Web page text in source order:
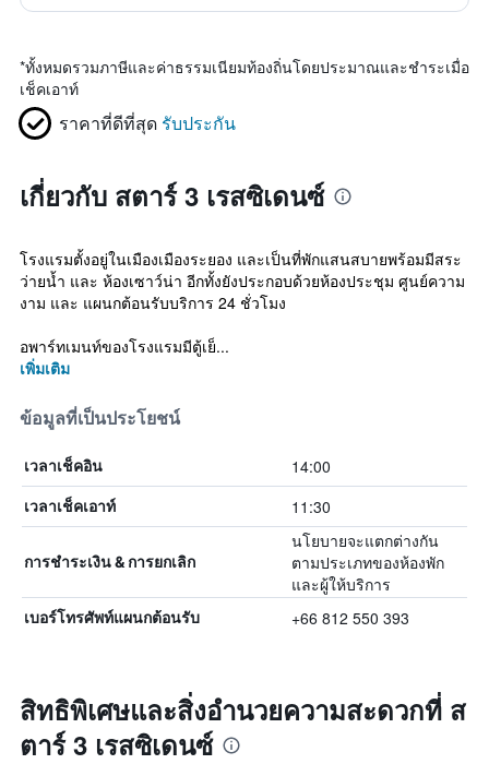
*ทั้งหมดรวมภาษีและค่าธรรมเนียมท้องถิ่นโดยประมาณและชำระเมื่อ
เช็คเอาท์
ราคาที่ดีที่สุด รับประกัน
เกี่ยวกับ สตาร์ 3 เรสซิเดนซ์
โรงแรมตั้งอยู่ในเมืองเมืองระยอง และเป็นที่พักแสนสบายพร้อมมีสระ
ว่ายน้ำ และ ห้องเซาว์น่า อีกทั้งยังประกอบด้วยห้องประชุม ศูนย์ความ
งาม และ แผนกต้อนรับบริการ 24 ชั่วโมง
อพาร์ทเมนท์ของโรงแรมมีตู้เย็...
เพิ่มเติม
ข้อมูลที่เป็นประโยชน์
เวลาเช็คอิน 14:00
เวลาเช็คเอาท์ 11:30
การชำระเงิน & การยกเลิก
นโยบายจะแตกต่างกัน
ตามประเภทของห้องพัก
และผู้ให้บริการ
เบอร์โทรศัพท์แผนกต้อนรับ +66 812 550 393
สิทธิพิเศษและสิ่งอำนวยความสะดวกที่ ส
ตาร์ 3 เรสซิเดนซ์